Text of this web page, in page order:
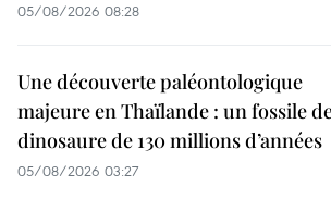
05/08/2026 08:28
Une découverte paléontologique
majeure en Thaïlande : un fossile
dinosaure de 130 millions d’années
05/08/2026 03:27